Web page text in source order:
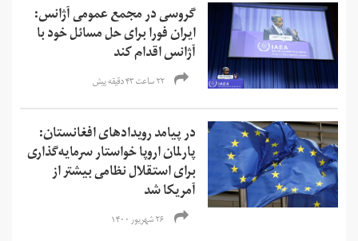
گروسی در مجمع عمومی آژانس:
ایران فورا برای حل مسائل خود با
آژانس اقدام کند
۲۲ ساعت ۴۳ دقیقه پیش
در پیامد رویدادهای افغانستان:
پارلمان اروپا خواستار سرمایه‌گذاری
برای استقلال نظامی بیشتر از
آمریکا شد
۲۶ شهریور ۱۴۰۰